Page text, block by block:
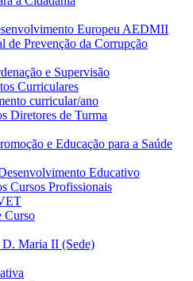
Europeu AEDMII
de Prevenção da Corrupção
e Supervisão
Curriculares
curricular/ano
Diretores de Turma
e Educação para a Saúde
Educativo
Cursos Profissionais
Curso
D. Maria II (Sede)